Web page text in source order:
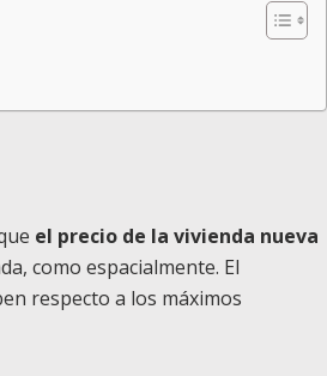
el precio de la vivienda nueva
como espacialmente. El
respecto a los máximos